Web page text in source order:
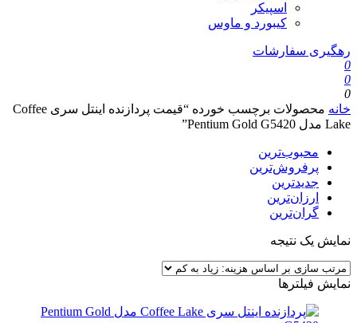
اسپیکر
کیبورد و ماوس
رهگیری سفارشات
0
0
0
خانه
محصولات برچسب خورده “قیمت پردازنده اینتل سری Coffee
Lake مدل Pentium Gold G5420”
محبوب‌ترین
پرفروش‌ترین
جدیدترین
ارزان‌ترین
گران‌ترین
نمایش یک نتیجه
نمایش فیلترها